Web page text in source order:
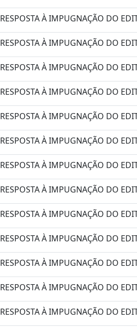
RESPOSTA À IMPUGNAÇÃO DO
RESPOSTA À IMPUGNAÇÃO DO
RESPOSTA À IMPUGNAÇÃO DO
RESPOSTA À IMPUGNAÇÃO DO
RESPOSTA À IMPUGNAÇÃO DO
RESPOSTA À IMPUGNAÇÃO DO
RESPOSTA À IMPUGNAÇÃO DO
RESPOSTA À IMPUGNAÇÃO DO
RESPOSTA À IMPUGNAÇÃO DO
RESPOSTA À IMPUGNAÇÃO DO
RESPOSTA À IMPUGNAÇÃO DO
RESPOSTA À IMPUGNAÇÃO DO
RESPOSTA À IMPUGNAÇÃO DO